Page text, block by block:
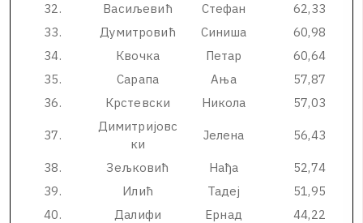
32. Васиљевић Стефан 62,33
33. Думитровић Синиша 60,98
34. Квочка Петар 60,64
35. Сарапа Ања 57,87
36. Крстевски Никола 57,03
37.
Димитријовс
ки
Јелена 56,43
38. Зељковић Нађа 52,74
39. Илић Тадеј 51,95
40. Далифи Ернад 44,22